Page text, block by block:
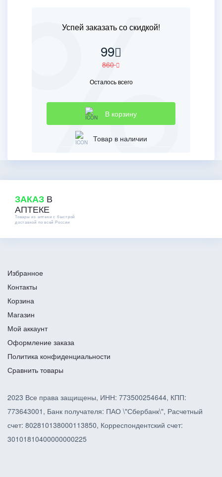
Успей заказать со скидкой!
99
860
Осталось всего
В корзину
Товар в наличии
ЗАКАЗ В
АПТЕКЕ
Товары из аптеки с быстрой
доставкой по всей России
Избранное
Контакты
Корзина
Магазин
Мой аккаунт
Оформление заказа
Политика конфиденциальности
Сравнить товары
2023 Все права защищены, ИНН: 773500254644, КПП:
773643001, Банк получателя: ПАО \"Сбербанк\", Расчетный
счет: 802810138000113850, Корреспондентский счет:
30101810400000000225